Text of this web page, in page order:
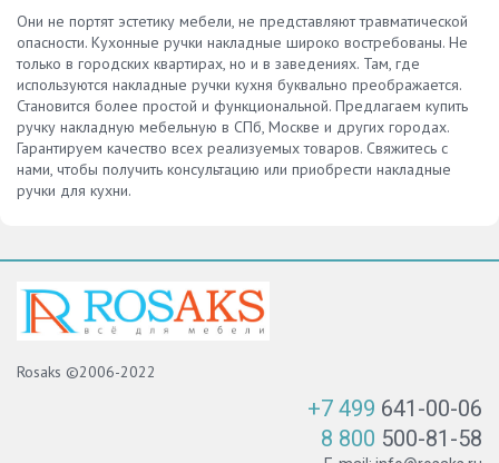
Они не портят эстетику мебели, не представляют травматической
опасности. Кухонные ручки накладные широко востребованы. Не
только в городских квартирах, но и в заведениях. Там, где
используются накладные ручки кухня буквально преображается.
Становится более простой и функциональной. Предлагаем купить
ручку накладную мебельную в СПб, Москве и других городах.
Гарантируем качество всех реализуемых товаров. Свяжитесь с
нами, чтобы получить консультацию или приобрести накладные
ручки для кухни.
Rosaks ©2006-2022
+7 499 641-00-06
8 800 500-81-58